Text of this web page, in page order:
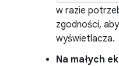
w razie
zgodności,
wyświetlacza.
Na małych